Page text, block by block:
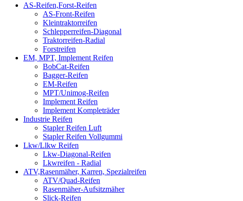
AS-Reifen,Forst-Reifen
AS-Front-Reifen
Kleintraktorreifen
Schlepperreifen-Diagonal
Traktorreifen-Radial
Forstreifen
EM, MPT, Implement Reifen
BobCat-Reifen
Bagger-Reifen
EM-Reifen
MPT/Unimog-Reifen
Implement Reifen
Implement Kompleträder
Industrie Reifen
Stapler Reifen Luft
Stapler Reifen Vollgummi
Lkw/Llkw Reifen
Lkw-Diagonal-Reifen
Lkwreifen - Radial
ATV,Rasenmäher, Karren, Spezialreifen
ATV/Quad-Reifen
Rasenmäher-Aufsitzmäher
Slick-Reifen